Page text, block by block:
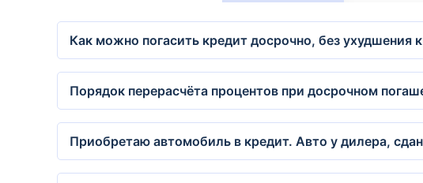
Как можно погасить кредит досрочно, без ухудшения
Порядок перерасчёта процентов при досрочном
Приобретаю автомобиль в кредит. Авто у дилера,